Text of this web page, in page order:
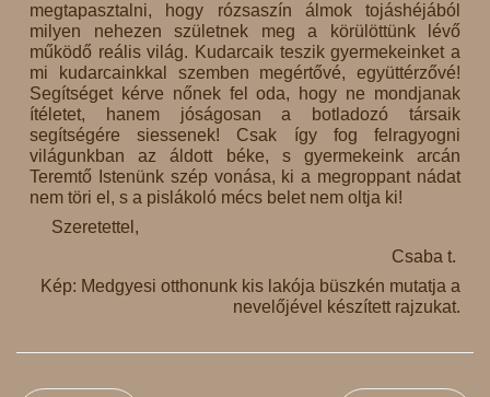
megtapasztalni, hogy rózsaszín álmok tojáshéjából
milyen nehezen születnek meg a körülöttünk lévő
működő reális világ. Kudarcaik teszik gyermekeinket a
mi kudarcainkkal szemben megértővé, együttérzővé!
Segítséget kérve nőnek fel oda, hogy ne mondjanak
ítéletet, hanem jóságosan a botladozó társaik
segítségére siessenek! Csak így fog felragyogni
világunkban az áldott béke, s gyermekeink arcán
Teremtő Istenünk szép vonása, ki a megroppant nádat
nem töri el, s a pislákoló mécs belet nem oltja ki!
Szeretettel,
Csaba t.
Kép: Medgyesi otthonunk kis lakója büszkén mutatja a
nevelőjével készített rajzukat.